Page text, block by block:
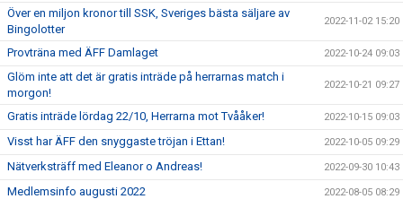
Över en miljon kronor till SSK, Sveriges bästa säljare av
Bingolotter
2022-11-02 15:20
Provträna med ÄFF Damlaget 2022-10-24 09:03
Glöm inte att det är gratis inträde på herrarnas match i
morgon!
2022-10-21 09:27
Gratis inträde lördag 22/10, Herrarna mot Tvååker! 2022-10-15 09:03
Visst har ÄFF den snyggaste tröjan i Ettan! 2022-10-05 09:29
Nätverksträff med Eleanor o Andreas! 2022-09-30 10:43
Medlemsinfo augusti 2022 2022-08-05 08:29